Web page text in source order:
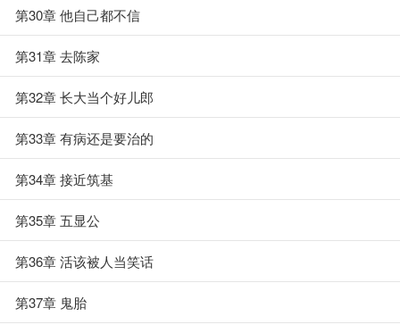
第30章 他自己都不信
第31章 去陈家
第32章 长大当个好儿郎
第33章 有病还是要治的
第34章 接近筑基
第35章 五显公
第36章 活该被人当笑话
第37章 鬼胎